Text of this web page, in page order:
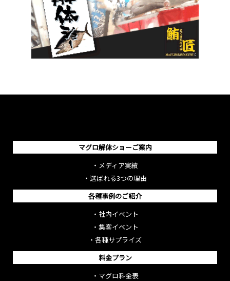
マグロ解体ショーご案内
・ メディア実績
・ 選ばれる3つの理由
各種事例のご紹介
・ 社内イベント
・ 集客イベント
・ 各種サプライズ
料金プラン
・ マグロ料金表